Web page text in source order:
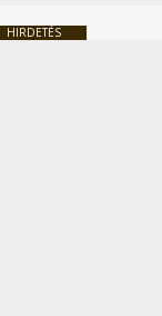
HIRDETÉS